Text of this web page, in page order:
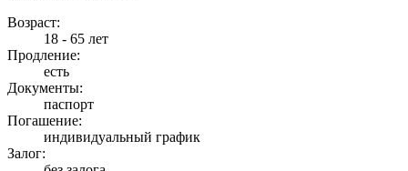
Возраст:
18 - 65 лет
Продление:
есть
Документы:
паспорт
Погашение:
индивидуальный график
Залог: